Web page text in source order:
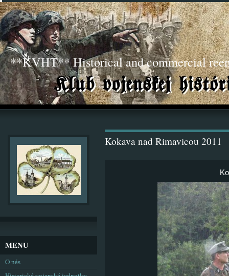
**KVHT** Historical and commercial
Kokava nad Rimavicou 2011
MENU
O nás